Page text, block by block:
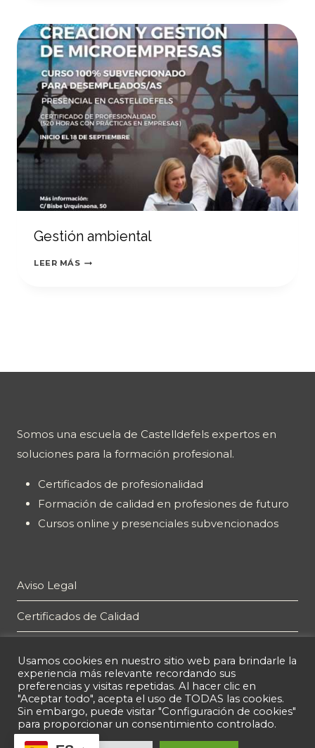
REDES
SOCIALES
Gestión ambiental
LEER MÁS GESTIÓN
Somos una escuela de Castelldefels expertos en
soluciones para la formación profesional.
Certificados de profesionalidad
Formación de calidad en profesiones de futuro
Cursos online y presenciales subvencionados
Aviso Legal
Certificados de Calidad
Política de privacidad
Política de cookies
Usamos cookies en nuestro sitio web para brindarle la
experiencia más relevante recordando sus
preferencias y visitas repetidas. Al hacer clic en
"Aceptar todo", acepta el uso de TODAS las cookies.
Sin embargo, puede visitar "Configuración de cookies"
para proporcionar un consentimiento controlado.